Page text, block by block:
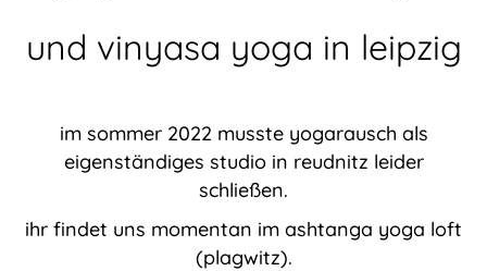
und vinyasa yoga in leipzig
im sommer 2022 musste yogarausch als
eigenständiges studio in reudnitz leider
schließen.
ihr findet uns momentan im ashtanga yoga loft
(plagwitz).